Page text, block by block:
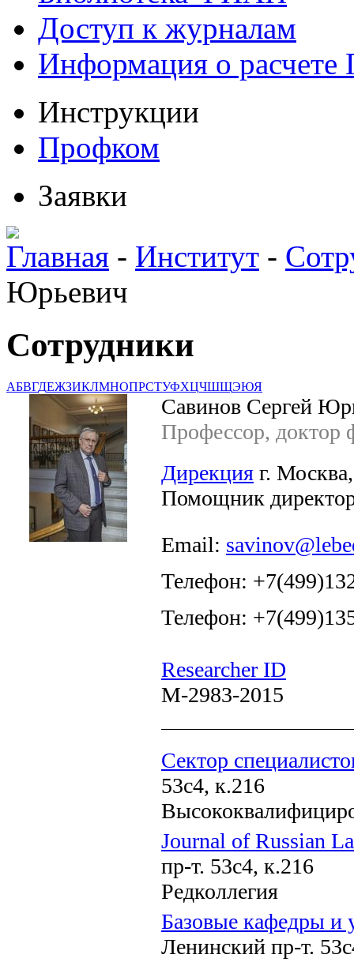
Доступ к журналам
Информация о
Инструкции
Профком
Заявки
Главная - Институт -
Юрьевич
Сотрудники
АБВГДЕЖЗИКЛМНОПРСТУФХЦЧШЩЭЮЯ
Савинов Сергей
Профессор, доктор
Дирекция г.
Помощник
Email:
Телефон:
Телефон:
Researcher ID
M-2983-2015
Сектор
53с4, к.216
Journal of Russian
пр-т. 53с4, к.216
Редколлегия
Базовые кафедры и
Ленинский пр-т.